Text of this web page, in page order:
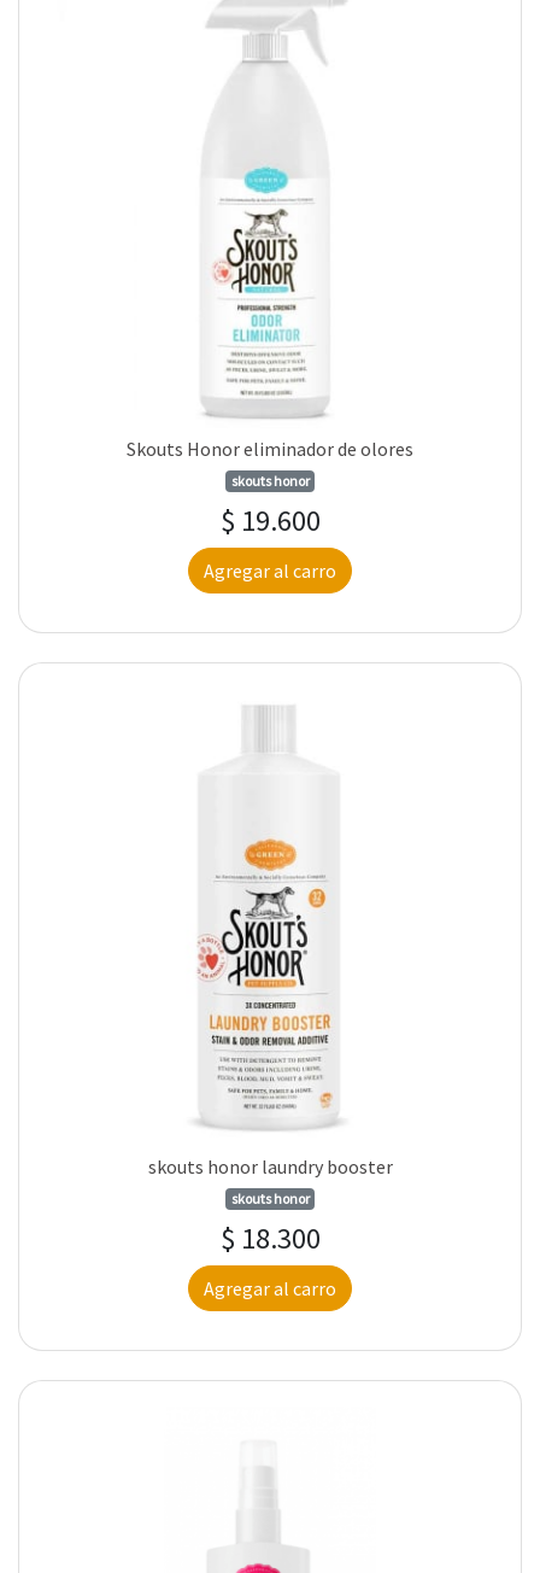
Skouts Honor eliminador de olores
skouts honor
$ 19.600
Agregar al carro
skouts honor laundry booster
skouts honor
$ 18.300
Agregar al carro